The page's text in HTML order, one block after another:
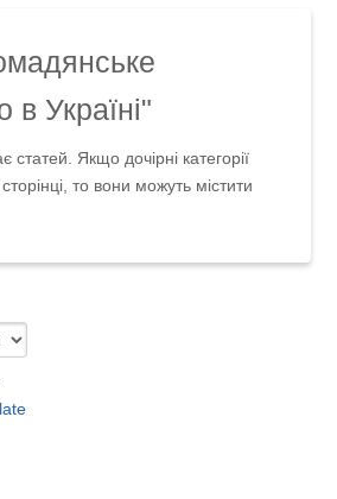
в Україні"
статей. Якщо дочірні категорії
то вони можуть містити